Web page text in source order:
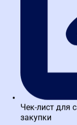
спрос на грамотных
года,
Часто
1. В чем
44-ФЗ для
Главное отличие —
устанавливает
Чек-лист для
закупки